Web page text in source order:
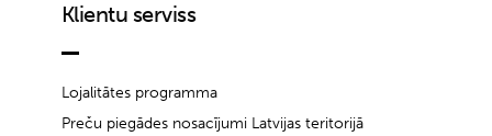
Klientu serviss
Lojalitātes programma
Preču piegādes nosacījumi Latvijas teritorijā